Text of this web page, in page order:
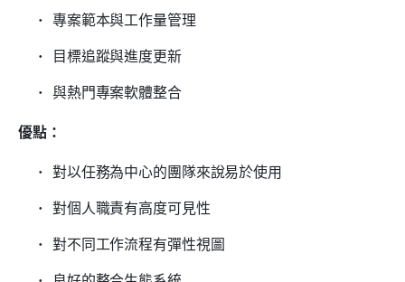
專案範本與工作量管理
目標追蹤與進度更新
與熱門專案軟體整合
優點：
對以任務為中心的團隊來說易於使用
對個人職責有高度可見性
對不同工作流程有彈性視圖